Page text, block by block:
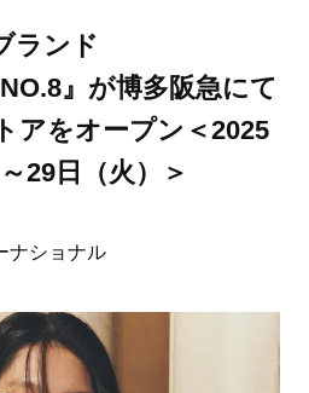
ランド
NO.8』が博多阪急にて
アをオープン＜2025
29日（火）＞
ナショナル